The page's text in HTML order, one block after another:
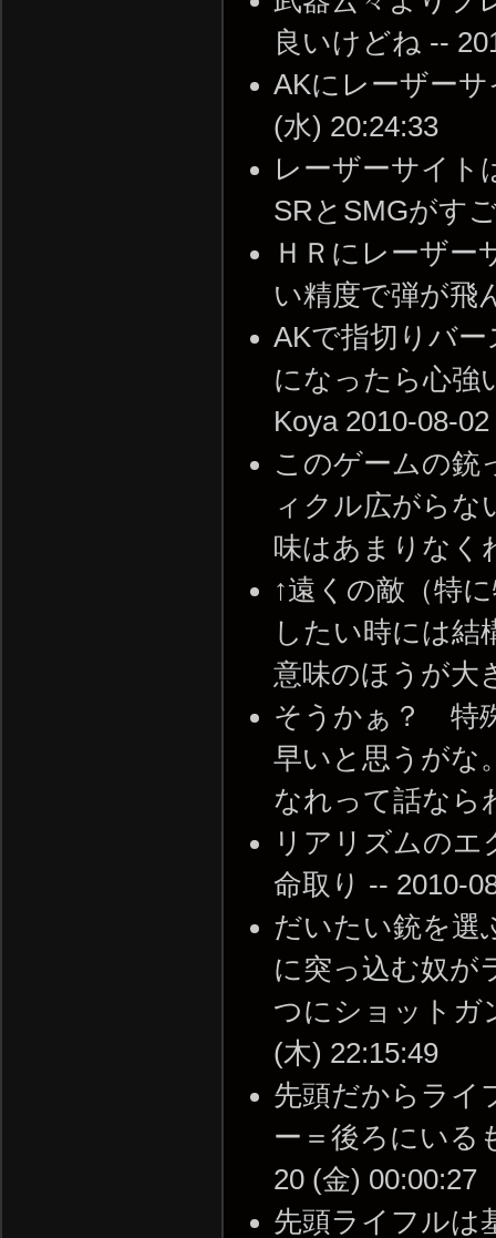
良いけどね --
AKにレーザー
(水) 20:24:33
レーザーサイト
SRとSMGがす
ＨＲにレーザ
い精度で弾が飛
AKで指切りバ
になったら心強
Koya 2010-08-
このゲームの銃
ィクル広がらな
味はあまりなく
↑遠くの敵（特
したい時には結
意味のほうが大
そうかぁ？ 特
早いと思うがな
なれって話なら
リアリズムの
命取り -- 2010-
だいたい銃を選
に突っ込む奴が
つにショットガ
(木) 22:15:49
先頭だからラ
ー＝後ろにいる
20 (金) 00:00:27
先頭ライフルは